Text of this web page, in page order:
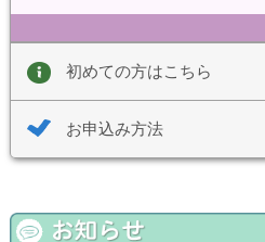
初めての方はこちら
お申込み方法